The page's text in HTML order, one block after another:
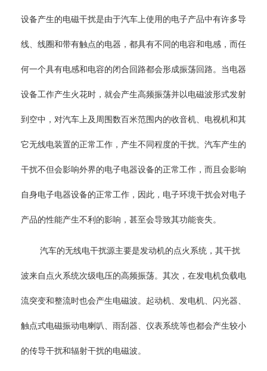
设备产生的电磁干扰是由于汽车上使用的电子产品中有许多导
线、线圈和带有触点的电器，都具有不同的电容和电感，而任
何一个具有电感和电容的闭合回路都会形成振荡回路。当电器
设备工作产生火花时，就会产生高频振荡并以电磁波形式发射
到空中，对汽车上及周围数百米范围内的收音机、电视机和其
它无线电装置的正常工作，产生不同程度的干扰。汽车产生的
干扰不但会影响外界的电子电器设备的正常工作，而且会影响
自身电子电器设备的正常工作，因此，电子环境干扰会对电子
产品的性能产生不利的影响，甚至会导致其功能丧失。
汽车的无线电干扰源主要是发动机的点火系统，其干扰
波来自点火系统次级电压的高频振荡。其次，在发电机负载电
流突变和整流时也会产生电磁波。起动机、发电机、闪光器、
触点式电磁振动电喇叭、雨刮器、仪表系统等也都会产生较小
的传导干扰和辐射干扰的电磁波。